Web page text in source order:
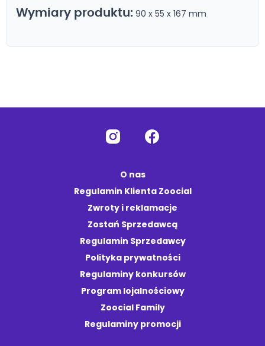
Wymiary produktu: 90 x 55 x 167 mm
O nas
Regulamin Klienta Zoocial
Zwroty i reklamacje
Zostań Sprzedawcą
Regulamin Sprzedawcy
Polityka prywatności
Regulaminy konkursów
Program lojalnościowy
Zoocial Family
Regulaminy promocji